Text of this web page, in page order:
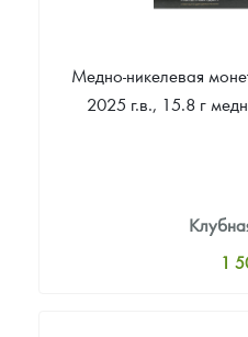
Медно-никелевая
2025 г.в., 15.8 г
1